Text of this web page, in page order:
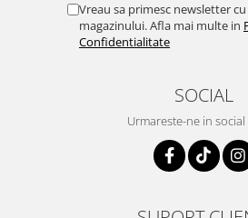
Vreau sa primesc newsletter
magazinului. Afla mai multe in
Confidentialitate
SOCIAL
Urmareste-ne in